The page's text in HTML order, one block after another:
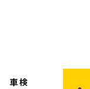
車検